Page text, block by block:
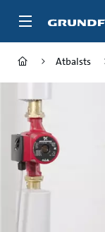
Atbalsts